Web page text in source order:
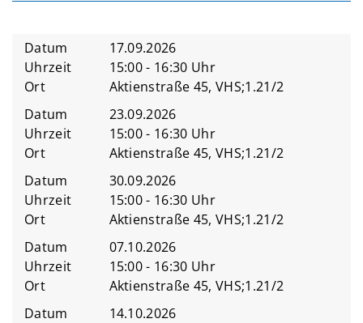
Datum
17.09.2026
Uhrzeit
15:00 - 16:30 Uhr
Ort
Aktienstraße 45, VHS;1.21/2
Datum
23.09.2026
Uhrzeit
15:00 - 16:30 Uhr
Ort
Aktienstraße 45, VHS;1.21/2
Datum
30.09.2026
Uhrzeit
15:00 - 16:30 Uhr
Ort
Aktienstraße 45, VHS;1.21/2
Datum
07.10.2026
Uhrzeit
15:00 - 16:30 Uhr
Ort
Aktienstraße 45, VHS;1.21/2
Datum
14.10.2026